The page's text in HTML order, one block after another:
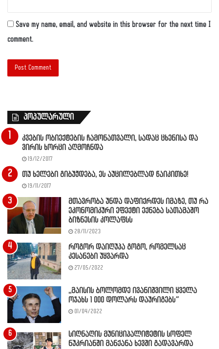
Save my name, email, and website in this browser for the next time I
comment.
პოპულარული
კვების ობიექტების ჩამონათვალი, სადაც ცხენისა და
ვირის ხორცი აღმოჩნდა
19/12/2017
თუ ხელები გიბუჟდება, ეს აუცილებლად წაიკითხე!
19/11/2017
მთავრობა უნდა დაფიქრდეს იმაზე, თუ რა
ეკონომიკური ეფექტი ექნება სათამაშო
ბიზნესის კოლაფსს
28/11/2023
როგორ დაიღუპა გოგო, რომელსაც
კესანები უყვარდა
27/05/2022
,,მაისის ბოლომდე ივანიშვილი ყველა
ოჯახს 1 000 დოლარს დაურიგებს”
01/04/2022
სიღნაღის მუნიციპალიტეტის სოფელ
ნუკრიანში მანქანა ხევში გადავარდა